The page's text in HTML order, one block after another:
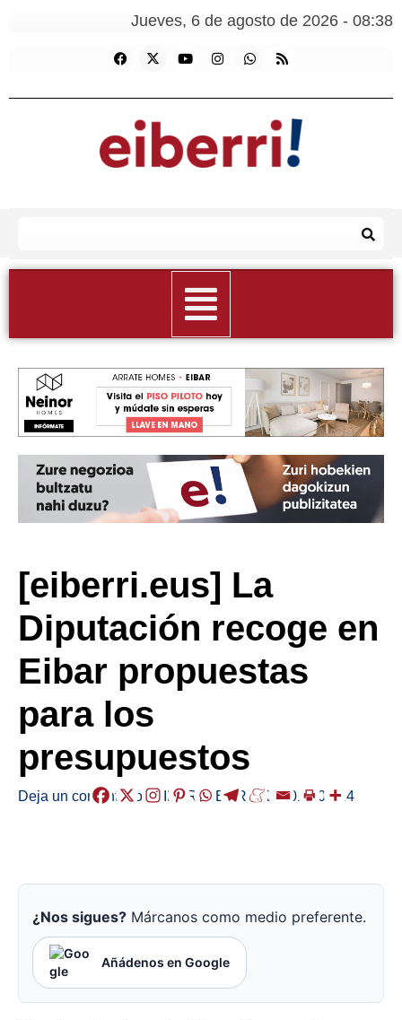
Jueves, 6 de agosto de 2026 - 08:38
[eiberri.eus] La
Diputación recoge en
Eibar propuestas
para los
presupuestos
Deja un comentario /EIBAR ,HERRIAK /2019-03-14
¿Nos sigues? Márcanos como medio preferente.
Añádenos en Google